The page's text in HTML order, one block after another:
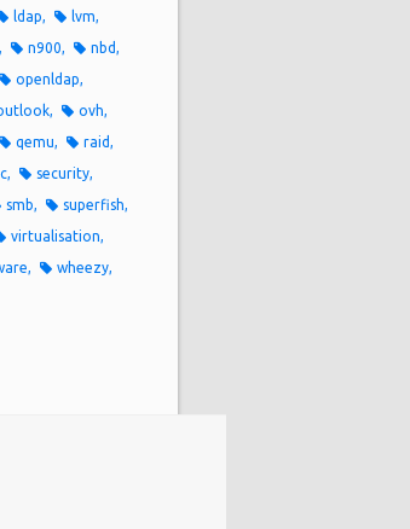
ldap
lvm
n900
nbd
openldap
ovh
qemu
raid
security
smb
superfish
virtualisation
wheezy